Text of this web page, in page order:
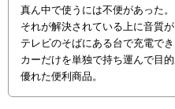
真ん中で使うには不便があった
それが解決されている上に音質
テレビのそばにある台で充電で
カーだけを単独で持ち運んで目
優れた便利商品。